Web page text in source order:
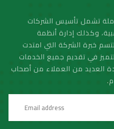
تشمل تأسيس الشركات
وكذلك إدارة أنظمة
خبرة الشركة التي امتدت
والتميز في تقديم جميع الخدمات
العديد من العملاء من أصحاب